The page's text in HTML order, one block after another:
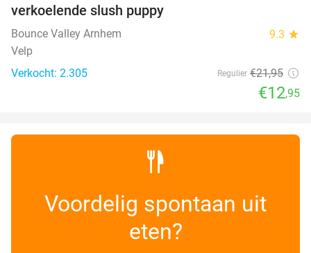
verkoelende slush puppy
Bounce Valley Arnhem 9.3 star
Velp
Verkocht: 2.305
Regulier €21,95
€12,95
Voordelig spontaan uit
eten?